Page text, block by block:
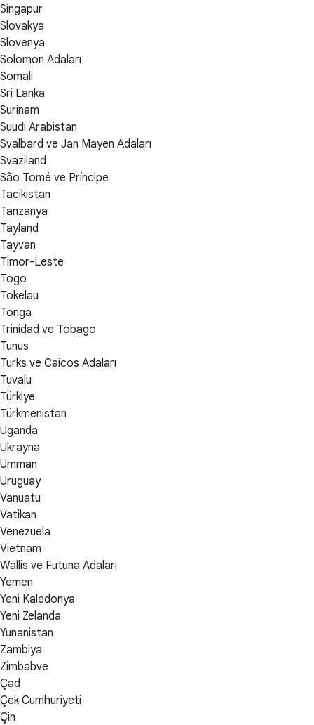
Singapur
Slovakya
Slovenya
Solomon Adaları
Somali
Sri Lanka
Surinam
Suudi Arabistan
Svalbard ve Jan Mayen Adaları
Svaziland
São Tomé ve Príncipe
Tacikistan
Tanzanya
Tayland
Tayvan
Timor-Leste
Togo
Tokelau
Tonga
Trinidad ve Tobago
Tunus
Turks ve Caicos Adaları
Tuvalu
Türkiye
Türkmenistan
Uganda
Ukrayna
Umman
Uruguay
Vanuatu
Vatikan
Venezuela
Vietnam
Wallis ve Futuna Adaları
Yemen
Yeni Kaledonya
Yeni Zelanda
Yunanistan
Zambiya
Zimbabve
Çad
Çek Cumhuriyeti
Çin